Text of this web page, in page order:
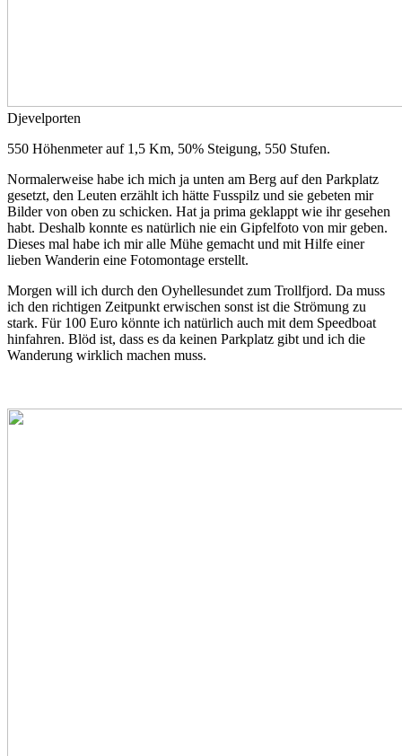
Djevelporten
550 Höhenmeter auf 1,5 Km, 50% Steigung, 550 Stufen.
Normalerweise habe ich mich ja unten am Berg auf den Parkplatz
gesetzt, den Leuten erzählt ich hätte Fusspilz und sie gebeten mir
Bilder von oben zu schicken. Hat ja prima geklappt wie ihr gesehen
habt. Deshalb konnte es natürlich nie ein Gipfelfoto von mir geben.
Dieses mal habe ich mir alle Mühe gemacht und mit Hilfe einer
lieben Wanderin eine Fotomontage erstellt.
Morgen will ich durch den Oyhellesundet zum Trollfjord. Da muss
ich den richtigen Zeitpunkt erwischen sonst ist die Strömung zu
stark. Für 100 Euro könnte ich natürlich auch mit dem Speedboat
hinfahren. Blöd ist, dass es da keinen Parkplatz gibt und ich die
Wanderung wirklich machen muss.